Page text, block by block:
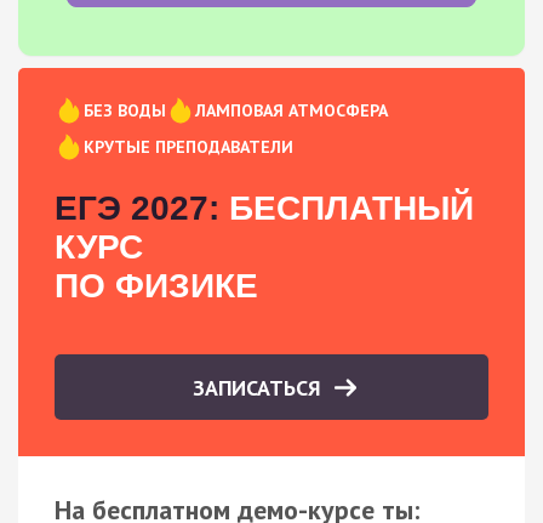
БЕЗ ВОДЫ
ЛАМПОВАЯ АТМОСФЕРА
КРУТЫЕ ПРЕПОДАВАТЕЛИ
ЕГЭ 2027: БЕСПЛАТНЫЙ
КУРС
ПО ФИЗИКЕ
ЗАПИСАТЬСЯ
На бесплатном демо-курсе ты: